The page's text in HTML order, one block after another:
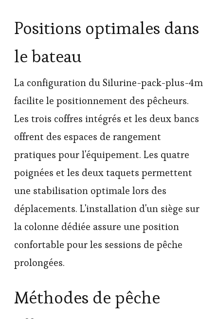
Positions optimales dans
le bateau
La configuration du Silurine-pack-plus-4m
facilite le positionnement des pêcheurs.
Les trois coffres intégrés et les deux bancs
offrent des espaces de rangement
pratiques pour l'équipement. Les quatre
poignées et les deux taquets permettent
une stabilisation optimale lors des
déplacements. L'installation d'un siège sur
la colonne dédiée assure une position
confortable pour les sessions de pêche
prolongées.
Méthodes de pêche